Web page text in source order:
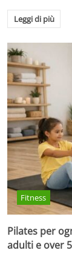
Leggi di più
Fitness
Pilates per
adulti e over